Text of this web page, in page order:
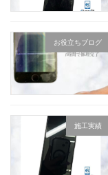
お役立ちブログ
施工実績